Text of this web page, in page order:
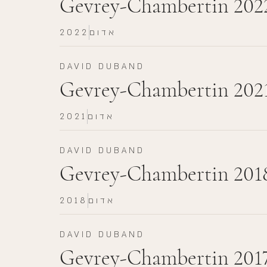
Gevrey-Chambertin
2022 אדום
DAVID DUBAND
Gevrey-Chambertin
2021 אדום
DAVID DUBAND
Gevrey-Chambertin
2018 אדום
DAVID DUBAND
Gevrey-Chambertin